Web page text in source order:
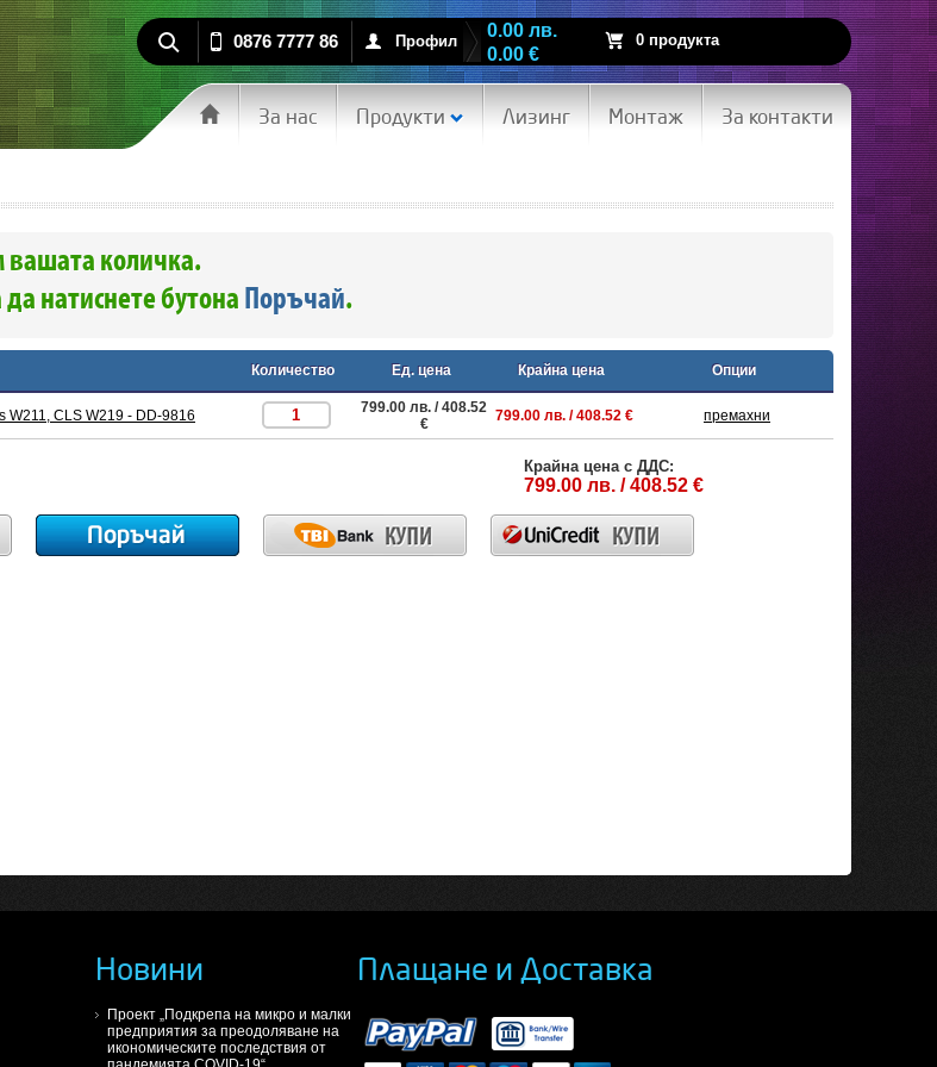
0876 7777 86 Профил 0 продукта
0.00 лв.
0.00 €
За нас Продукти Лизинг Монтаж За контакти
количка.
натиснете бутона Поръчай.
Количество Ед. цена Крайна цена Опции
W211, CLS W219 - DD-9816
799.00 лв. / 408.52
€
799.00 лв. / 408.52 € премахни
Крайна цена с ДДС:
799.00 лв. / 408.52 €
Новини
Проект „Подкрепа на микро и малки
предприятия за преодоляване на
икономическите последствия от
Плащане и Доставка